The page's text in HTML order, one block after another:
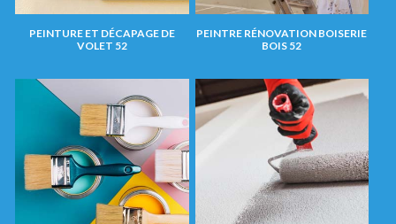
PEINTURE ET DÉCAPAGE DE
VOLET 52
PEINTRE RÉNOVATION BOISERIE
BOIS 52